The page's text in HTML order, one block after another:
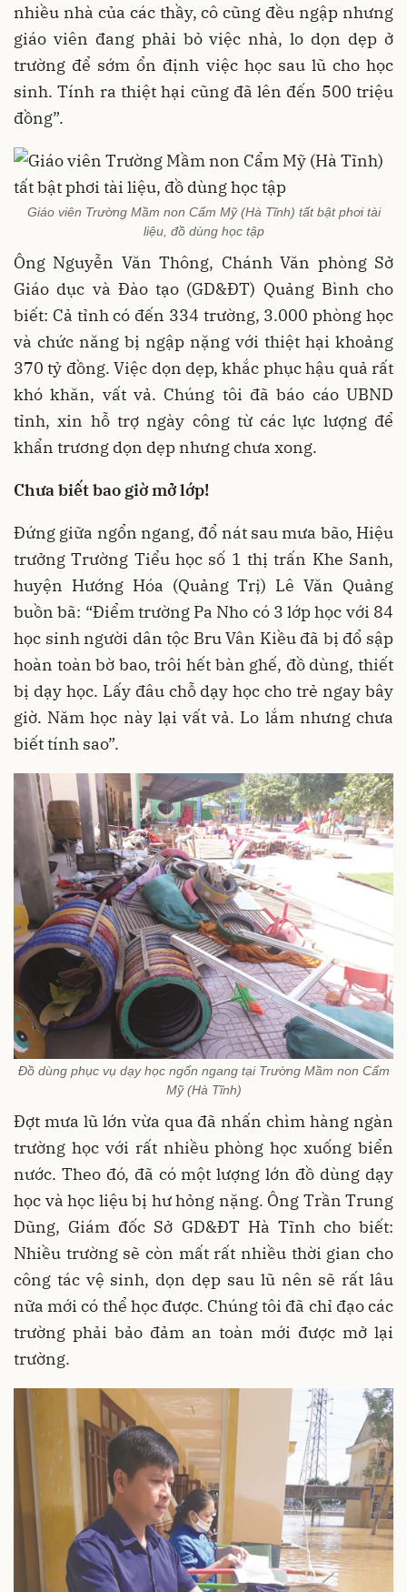
nhiều nhà của các thầy, cô cũng đều ngập nhưng
giáo viên đang phải bỏ việc nhà, lo dọn dẹp ở
trường để sớm ổn định việc học sau lũ cho học
sinh. Tính ra thiệt hại cũng đã lên đến 500 triệu
đồng”.
Giáo viên Trường Mầm non Cẩm Mỹ (Hà Tĩnh) tất bật phơi tài
liệu, đồ dùng học tập
Ông Nguyễn Văn Thông, Chánh Văn phòng Sở
Giáo dục và Đào tạo (GD&ĐT) Quảng Bình cho
biết: Cả tỉnh có đến 334 trường, 3.000 phòng học
và chức năng bị ngập nặng với thiệt hại khoảng
370 tỷ đồng. Việc dọn dẹp, khắc phục hậu quả rất
khó khăn, vất vả. Chúng tôi đã báo cáo UBND
tỉnh, xin hỗ trợ ngày công từ các lực lượng để
khẩn trương dọn dẹp nhưng chưa xong.
Chưa biết bao giờ mở lớp!
Đứng giữa ngổn ngang, đổ nát sau mưa bão, Hiệu
trưởng Trường Tiểu học số 1 thị trấn Khe Sanh,
huyện Hướng Hóa (Quảng Trị) Lê Văn Quảng
buồn bã: “Điểm trường Pa Nho có 3 lớp học với 84
học sinh người dân tộc Bru Vân Kiều đã bị đổ sập
hoàn toàn bờ bao, trôi hết bàn ghế, đồ dùng, thiết
bị dạy học. Lấy đâu chỗ dạy học cho trẻ ngay bây
giờ. Năm học này lại vất vả. Lo lắm nhưng chưa
biết tính sao”.
Đồ dùng phục vụ dạy học ngổn ngang tại Trường Mầm non Cẩm
Mỹ (Hà Tĩnh)
Đợt mưa lũ lớn vừa qua đã nhấn chìm hàng ngàn
trường học với rất nhiều phòng học xuống biển
nước. Theo đó, đã có một lượng lớn đồ dùng dạy
học và học liệu bị hư hỏng nặng. Ông Trần Trung
Dũng, Giám đốc Sở GD&ĐT Hà Tĩnh cho biết:
Nhiều trường sẽ còn mất rất nhiều thời gian cho
công tác vệ sinh, dọn dẹp sau lũ nên sẽ rất lâu
nữa mới có thể học được. Chúng tôi đã chỉ đạo các
trường phải bảo đảm an toàn mới được mở lại
trường.